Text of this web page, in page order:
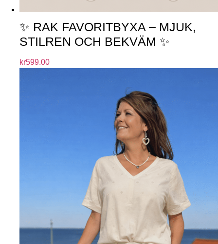
✨ RAK FAVORITBYXA – MJUK,
STILREN OCH BEKVÄM ✨
kr599.00